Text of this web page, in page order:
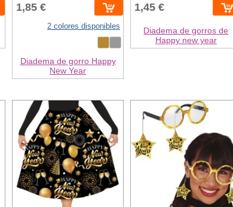
1,85 €
2 colores disponibles
Diadema de gorro Happy
New Year
1,45 €
Diadema de gorros de
Happy new year